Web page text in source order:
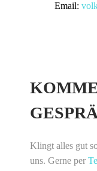
Email:
Klingt alles gut
uns. Gerne per